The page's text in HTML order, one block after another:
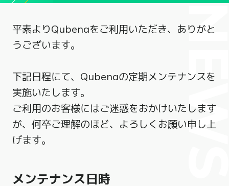
平素よりQubenaをご利用いただき、ありがと
うございます。
下記日程にて、Qubenaの定期メンテナンスを
実施いたします。
ご利用のお客様にはご迷惑をおかけいたします
が、何卒ご理解のほど、よろしくお願い申し上
げます。
メンテナンス日時